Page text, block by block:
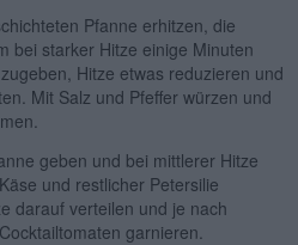
Pfanne erhitzen, die
bei starker Hitze einige Minuten
Hitze etwas reduzieren und
Mit Salz und Pfeffer würzen und
geben und bei mittlerer Hitze
und restlicher Petersilie
darauf verteilen und je nach
garnieren.